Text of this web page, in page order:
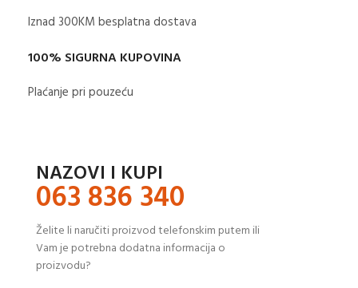
Iznad 300KM besplatna dostava​
100% SIGURNA KUPOVINA
Plaćanje pri pouzeću
NAZOVI I KUPI
063 836 340
Želite li naručiti proizvod telefonskim putem ili
Vam je potrebna dodatna informacija o
proizvodu?